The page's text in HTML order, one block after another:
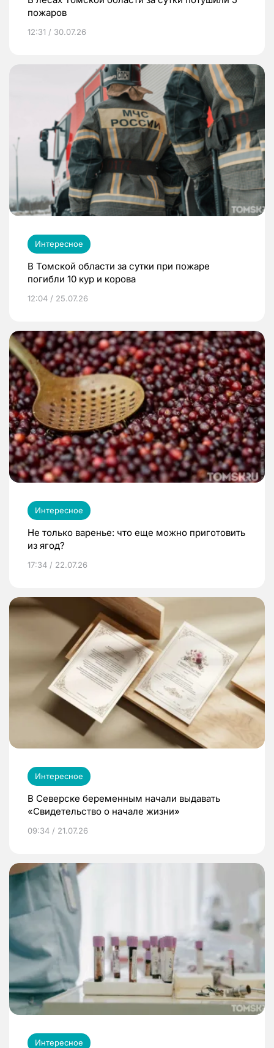
пожаров
12:31 / 30.07.26
Интересное
В Томской области за сутки при пожаре
погибли 10 кур и корова
12:04 / 25.07.26
Интересное
Не только варенье: что еще можно приготовить
из ягод?
17:34 / 22.07.26
Интересное
В Северске беременным начали выдавать
«Свидетельство о начале жизни»
09:34 / 21.07.26
Интересное